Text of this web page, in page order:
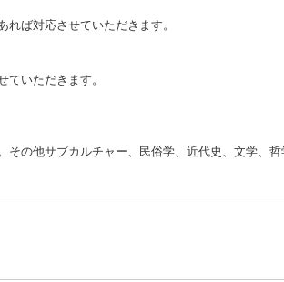
ば対応させていただきます。
いただきます。
の他サブカルチャー、民俗学、近代史、文学、